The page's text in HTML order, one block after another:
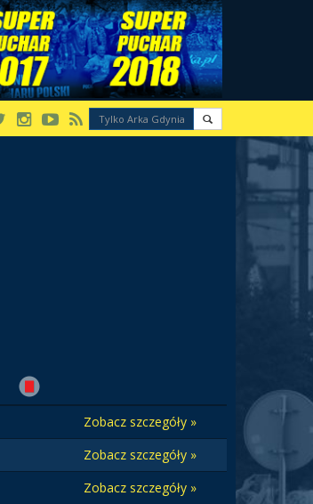
Zobacz szczegóły »
Zobacz szczegóły »
Zobacz szczegóły »